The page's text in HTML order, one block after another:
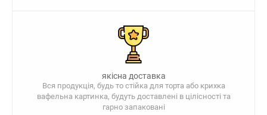
якісна доставка
Вся продукція, будь то стійка для торта або крихка
вафельна картинка, будуть доставлені в цілісності та
гарно запаковані